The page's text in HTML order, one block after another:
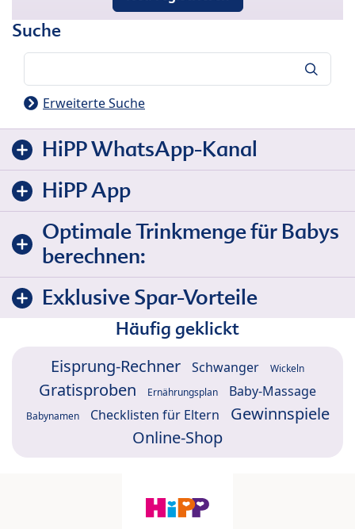
Suche
Erweiterte Suche
HiPP WhatsApp-Kanal
HiPP App
Optimale Trinkmenge für Babys
berechnen:
Exklusive Spar-Vorteile
Häufig geklickt
Eisprung-Rechner Schwanger Wickeln
Gratisproben Ernährungsplan Baby-Massage
Babynamen Checklisten für Eltern
Gewinnspiele
Online-Shop